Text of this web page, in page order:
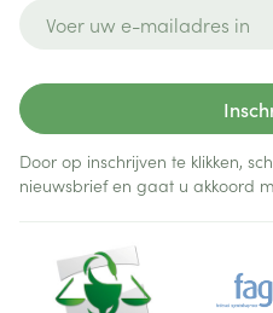
Door op inschrijven te klikken,
nieuwsbrief en gaat u akkoord